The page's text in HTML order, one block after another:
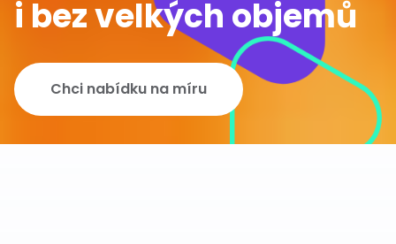
i bez velkých objemů
Chci nabídku na míru